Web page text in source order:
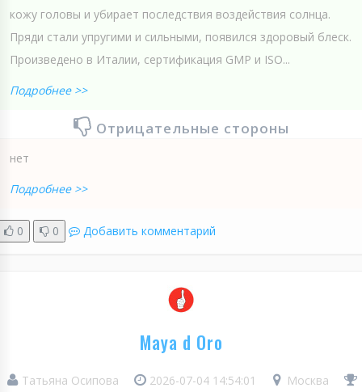
кожу головы и убирает последствия воздействия солнца.
Пряди стали упругими и сильными, появился здоровый блеск.
Произведено в Италии, сертификация GMP и ISO...
Подробнее >>
Отрицательные стороны
нет
Подробнее >>
0 0 Добавить комментарий
Maya d Oro
Татьяна Осипова 2026-07-04 14:54:01
Москва